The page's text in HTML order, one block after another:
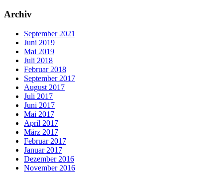
Archiv
September 2021
Juni 2019
Mai 2019
Juli 2018
Februar 2018
September 2017
August 2017
Juli 2017
Juni 2017
Mai 2017
April 2017
März 2017
Februar 2017
Januar 2017
Dezember 2016
November 2016